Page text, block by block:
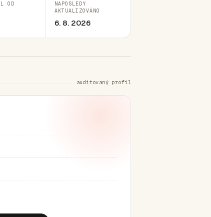
OD
NAPOSLEDY
AKTUALIZOVÁNO
6. 8. 2026
auditovaný profil